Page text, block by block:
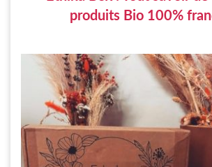
produits Bio 100%